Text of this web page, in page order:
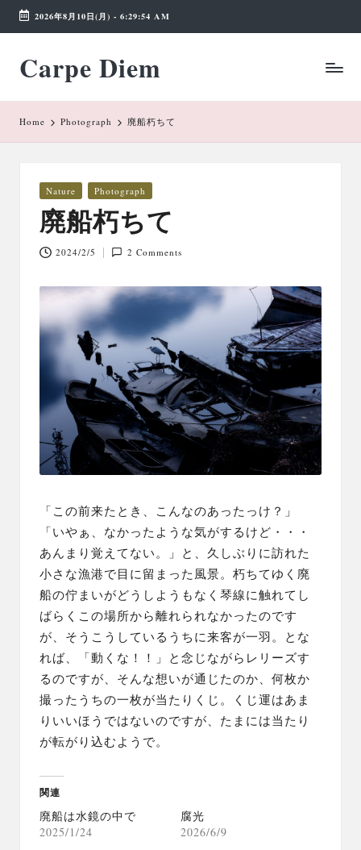
Skip
content
2026年8月10日(月) - 6:29:54 AM
Carpe Diem
Weekend
Wonderland
Home Photograph 廃船朽ちて
Posted
Nature Photograph
廃船朽ちて
2024/2/5 2 Comments
「この前来たとき、こんなのあったっけ？」
「いやぁ、なかったような気がするけど・・・
あんまり覚えてない。」と、久しぶりに訪れた
小さな漁港で目に留まった風景。朽ちてゆく廃
船の佇まいがどうしようもなく琴線に触れてし
ばらくこの場所から離れられなかったのです
が、そうこうしているうちに来客が一羽。とな
れば、「動くな！！」と念じながらレリーズす
るのですが、そんな想いが通じたのか、何枚か
撮ったうちの一枚が当たりくじ。くじ運はあま
りいいほうではないのですが、たまには当たり
が転がり込むようで。
関連
廃船は水鏡の中で
2025/1/24
腐光
2026/6/9